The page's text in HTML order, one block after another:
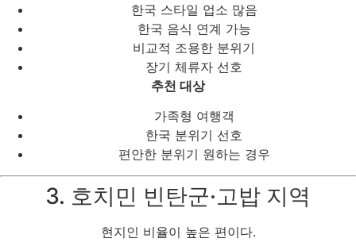
한국 스타일 업소 많음
한국 음식 연계 가능
비교적 조용한 분위기
장기 체류자 선호
추천 대상
가족형 여행객
한국 분위기 선호
편안한 분위기 원하는 경우
3. 호치민 빈탄군·고밥 지역
현지인 비율이 높은 편이다.